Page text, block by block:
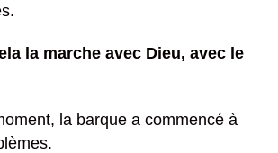
la marche avec Dieu, avec le
la barque a commencé à